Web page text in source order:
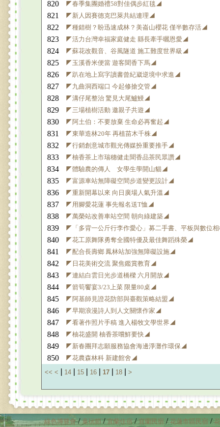
820 ◤春季集團婚禮58對佳偶步紅毯◢
821 ◤新人因賽德克巴萊共結連理◢
822 ◤種錯樹？盼迅速成林？美崙山櫻花 僅半數存活◢
823 ◤活力台灣幸福家庭健走 縣長牽手曬恩愛◢
824 ◤蘇花改觀音、谷風隧道 施工難度世界級◢
825 ◤玉溪香米便當 遊客聞香下馬◢
826 ◤趴在地上寫字讀書曾紀崴逆境中求進◢
827 ◤九曲洞西端口 今起修搶交管◢
828 ◤溝仔尾整治 驚見大尾鱸鰻◢
829 ◤三場植樹活動 邀親子共遊◢
830 ◤阿土伯：不要放棄 生命必再奮起◢
831 ◤東華造林20年 再植苗木千株◢
832 ◤行銷創意城市觀光傳媒扮重要推手◢
833 ◤柚香茶上市瑞穗健走聞香品茶民眾讚◢
834 ◤體驗農的傳人 女學生學開山貓◢
835 ◤富源車站無障礙空間步道變更設計◢
836 ◤重新開幕以來 向日廣場人氣升溫◢
837 ◤用腳愛花蓮 事先報名送T恤◢
838 ◤萬榮站改善車站空間 朝向綠建築◢
839 ◤「多背一公斤行李作愛心」募二手書、平板與數位
840 ◤花工原舞隊勇奪全國特優及最佳舞蹈殊榮◢
841 ◤配合長壽鄉 鳳林站加強無障礙設施◢
842 ◤日花美術交流 聚焦鑑賞教育◢
843 ◤連結白雲日光步道橋樑 六月開放◢
844 ◤箭筍饗宴3/23上菜 限量80桌◢
845 ◤阿基師見證花防部與臺觀策略結盟◢
846 ◤早期浪漫詩人到人文關懷作家◢
847 ◤看著作照片手稿 進入楊牧文學世界◢
848 ◤柚花盛開 柚香茶嚐鮮要快◢
849 ◤新春團拜志願服務協會海邊淨灘作環保◢
850
◤花農森林科 新建館舍◢
<< < 14 15 16 17 18 >
綠色博覽會/童玩節/宜蘭住宿/宜蘭民宿 / 花蓮市區民宿 /